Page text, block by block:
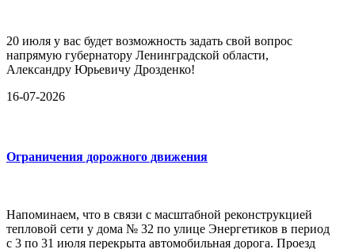
20 июля у вас будет возможность задать свой вопрос
напрямую губернатору Ленинградской области,
Александру Юрьевичу Дрозденко!
16-07-2026
Ограничения дорожного движения
Напоминаем, что в связи с масштабной реконструкцией
тепловой сети у дома № 32 по улице Энергетиков в период
с 3 по 31 июля перекрыта автомобильная дорога. Проезд